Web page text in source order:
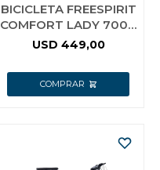
BICICLETA FREESPIRIT
COMFORT LADY 700C
21V
USD 449,00